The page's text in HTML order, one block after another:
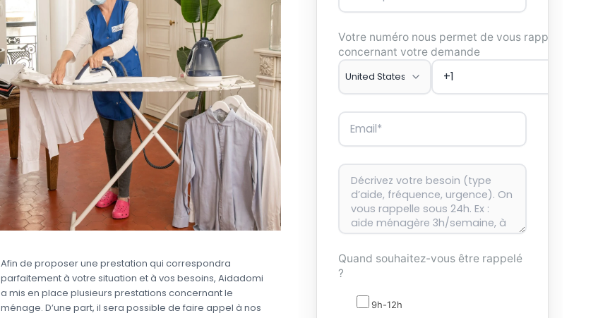
Afin de proposer une prestation qui correspondra
parfaitement à votre situation et à vos besoins, Aidadomi
a mis en place plusieurs prestations concernant le
ménage. D’une part, il sera possible de faire appel à nos
Votre numéro nous permet de vous rappeler
concernant votre demande
Quand souhaitez-vous être rappelé
?
9h-12h